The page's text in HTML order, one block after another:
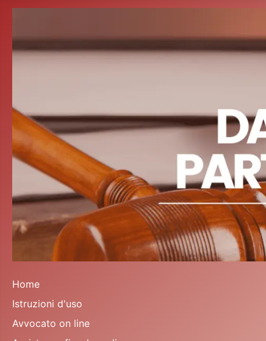
Home
Istruzioni d'uso
Avvocato on line